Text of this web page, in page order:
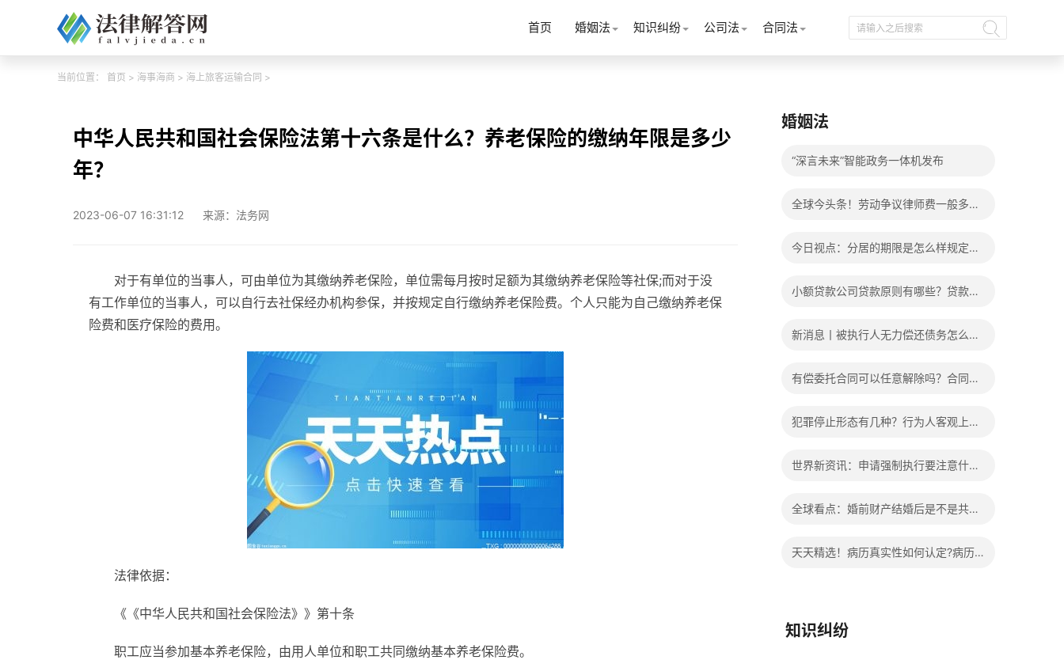
首页 婚姻法 知识纠纷 公司法 合同法
当前位置： 首页 > 海事海商 > 海上旅客运输合同 >
中华人民共和国社会保险法第十六条是什么？养老保险的缴纳年限是多少
年？
2023-06-07 16:31:12 来源：法务网
对于有单位的当事人，可由单位为其缴纳养老保险，单位需每月按时足额为其缴纳养老保险等社保;而对于没
有工作单位的当事人，可以自行去社保经办机构参保，并按规定自行缴纳养老保险费。个人只能为自己缴纳养老保
险费和医疗保险的费用。
法律依据：
《《中华人民共和国社会保险法》》第十条
职工应当参加基本养老保险，由用人单位和职工共同缴纳基本养老保险费。
婚姻法
“深言未来”智能政务一体机发布
全球今头条！劳动争议律师费一般多少
今日视点：分居的期限是怎么样规定
小额贷款公司贷款原则有哪些？贷款不
新消息丨被执行人无力偿还债务怎么
有偿委托合同可以任意解除吗？合同无
犯罪停止形态有几种？行为人客观上实
世界新资讯：申请强制执行要注意什么
全球看点：婚前财产结婚后是不是共同
天天精选！病历真实性如何认定?病历
知识纠纷